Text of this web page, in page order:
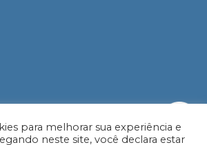
para melhorar sua experiência e
neste site, você declara estar